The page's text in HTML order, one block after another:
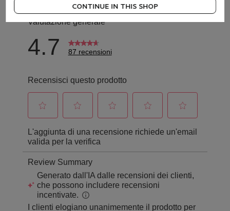
CONTINUE IN THIS SHOP